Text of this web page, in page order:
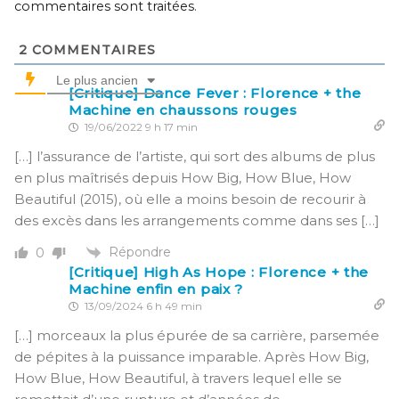
commentaires sont traitées.
2 COMMENTAIRES
Le plus ancien
[Critique] Dance Fever : Florence + the
Machine en chaussons rouges
19/06/2022 9 h 17 min
[…] l’assurance de l’artiste, qui sort des albums de plus
en plus maîtrisés depuis How Big, How Blue, How
Beautiful (2015), où elle a moins besoin de recourir à
des excès dans les arrangements comme dans ses […]
0 Répondre
[Critique] High As Hope : Florence + the
Machine enfin en paix ?
13/09/2024 6 h 49 min
[…] morceaux la plus épurée de sa carrière, parsemée
de pépites à la puissance imparable. Après How Big,
How Blue, How Beautiful, à travers lequel elle se